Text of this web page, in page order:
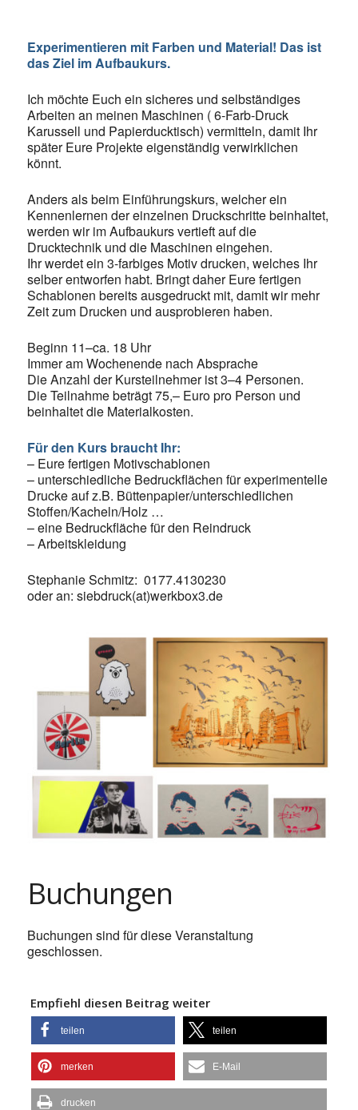
Experimentieren mit Farben und Material! Das ist
das Ziel im Aufbaukurs.
Ich möchte Euch ein sicheres und selbständiges
Arbeiten an meinen Maschinen ( 6-Farb-Druck
Karussell und Papierducktisch) vermitteln, damit Ihr
später Eure Projekte eigenständig verwirklichen
könnt.
Anders als beim Einführungskurs, welcher ein
Kennenlernen der einzelnen Druckschritte beinhaltet,
werden wir im Aufbaukurs vertieft auf die
Drucktechnik und die Maschinen eingehen.
Ihr werdet ein 3-farbiges Motiv drucken, welches Ihr
selber entworfen habt. Bringt daher Eure fertigen
Schablonen bereits ausgedruckt mit, damit wir mehr
Zeit zum Drucken und ausprobieren haben.
Beginn 11–ca. 18 Uhr
Immer am Wochenende nach Absprache
Die Anzahl der Kursteilnehmer ist 3–4 Personen.
Die Teilnahme beträgt 75,– Euro pro Person und
beinhaltet die Materialkosten.
Für den Kurs braucht Ihr:
– Eure fertigen Motivschablonen
– unterschiedliche Bedruckflächen für experimentelle
Drucke auf z.B. Büttenpapier/unterschiedlichen
Stoffen/Kacheln/Holz …
– eine Bedruckfläche für den Reindruck
– Arbeitskleidung
Stephanie Schmitz: 0177.4130230
oder an: siebdruck(at)werkbox3.de
Buchungen
Buchungen sind für diese Veranstaltung
geschlossen.
Empfiehl diesen Beitrag weiter
teilen teilen
merken E-Mail
drucken